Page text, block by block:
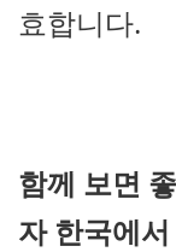
효합니다.
함께 보면
자 한국에